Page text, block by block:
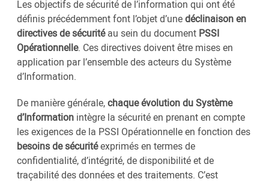
Les objectifs de sécurité de l’information qui ont été
définis précédemment font l’objet d’unedéclinaison en
directives de sécuritéau sein du document PSSI
Opérationnelle. Ces directives doivent être mises en
application par l’ensemble des acteurs du Système
d’Information.
De manière générale,chaque évolution du Système
d’Information intègre la sécurité en prenant en compte
les exigences de la PSSI Opérationnelle en fonction des
besoins de sécuritéexprimés en termes de
confidentialité, d’intégrité, de disponibilité et de
traçabilité des données et des traitements. C’est